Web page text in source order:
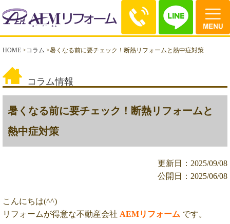
HOME >コラム >暑くなる前に要チェック！断熱リフォームと熱中症対策
コラム情報
暑くなる前に要チェック！断熱リフォームと
熱中症対策
更新日：2025/09/08
公開日：2025/06/08
こんにちは(^^)
リフォームが得意な不動産会社 AEMリフォーム です。